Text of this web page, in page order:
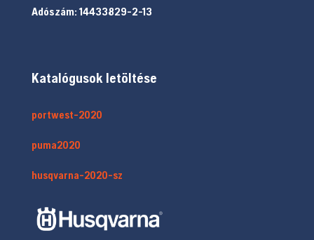
Adószám: 14433829-2-13
Katalógusok letöltése
portwest-2020
puma2020
husqvarna-2020-sz